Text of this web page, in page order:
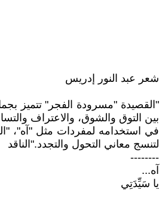
شعر عبد النور إدريس
"القصيدة "مسرودة الفجر" تتميز
بين التوق والشوق، والاعتراف
في استخدامه لمفردات مثل "آه"،
لتنسج معاني التحول والتجدد."الناقد
--------
آه...
يا سَيِّدَتِي